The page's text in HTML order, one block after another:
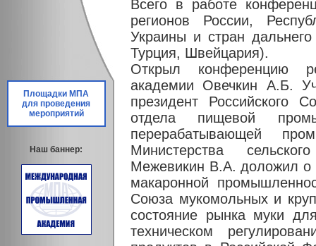
Площадки МПА
для проведения
мероприятий
Наш баннер:
Всего в работе
регионов России,
Украины и стран
Турция, Швейцария).
Открыл конференцию
академии Овечкин А.Б.
президент Российского
отдела пищевой
перерабатывающей
Министерства
Межевикин В.А. доложил о
макаронной
Союза мукомольных и
состояние рынка муки
техническом